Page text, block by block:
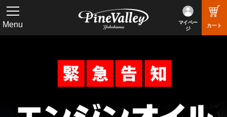
マイペー
ジ
カート
Menu